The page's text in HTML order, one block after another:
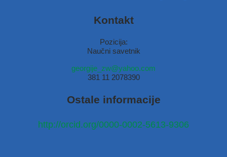
Kontakt
Pozicija:
Naučni savetnik
georgije_zw@yahoo.com
381 11 2078390
Ostale informacije
http://orcid.org/0000-0002-5613-9306